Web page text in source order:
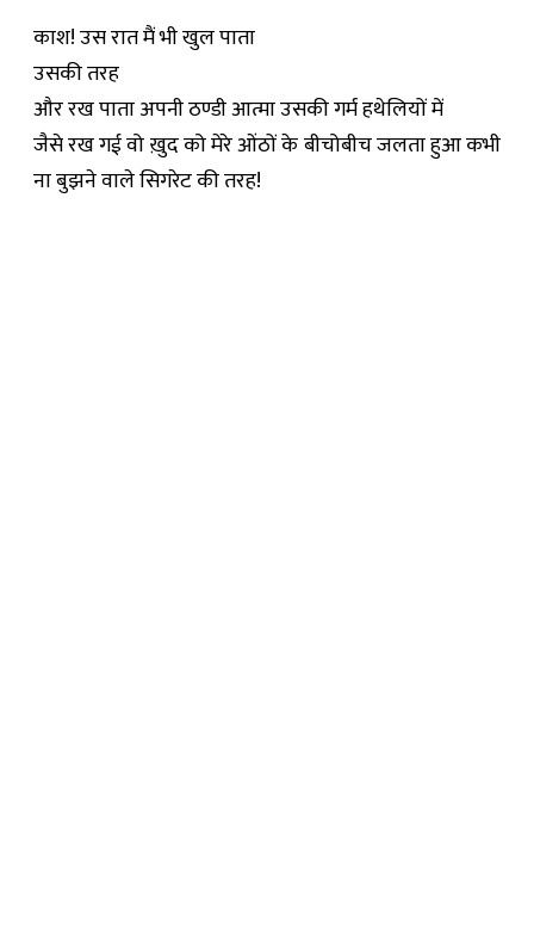
काश! उस रात मैं भी खुल पाता
उसकी तरह
और रख पाता अपनी ठण्डी आत्मा उसकी गर्म हथेलियों में
जैसे रख गई वो ख़ुद को मेरे ओंठों के बीचोबीच जलता हुआ कभी
ना बुझने वाले सिगरेट की तरह!